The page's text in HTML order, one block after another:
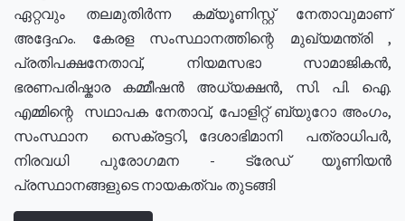
ഏറ്റവും തലമുതിർന്ന കമ്യൂണിസ്റ്റ് നേതാവുമാണ്
അദ്ദേഹം. കേരള സംസ്ഥാനത്തിന്റെ മുഖ്യമന്ത്രി ,
പ്രതിപക്ഷനേതാവ്, നിയമസഭാ സാമാജികൻ,
ഭരണപരിഷ്കാര കമ്മീഷൻ അധ്യക്ഷൻ, സി. പി. ഐ.
എമ്മിന്റെ സഥാപക നേതാവ്, പോളിറ്റ് ബ്യുറോ അംഗം,
സംസ്ഥാന സെക്രട്ടറി, ദേശാഭിമാനി പത്രാധിപർ,
നിരവധി പുരോഗമന - ട്രേഡ് യൂണിയൻ
പ്രസ്ഥാനങ്ങളുടെ നായകത്വം തുടങ്ങി